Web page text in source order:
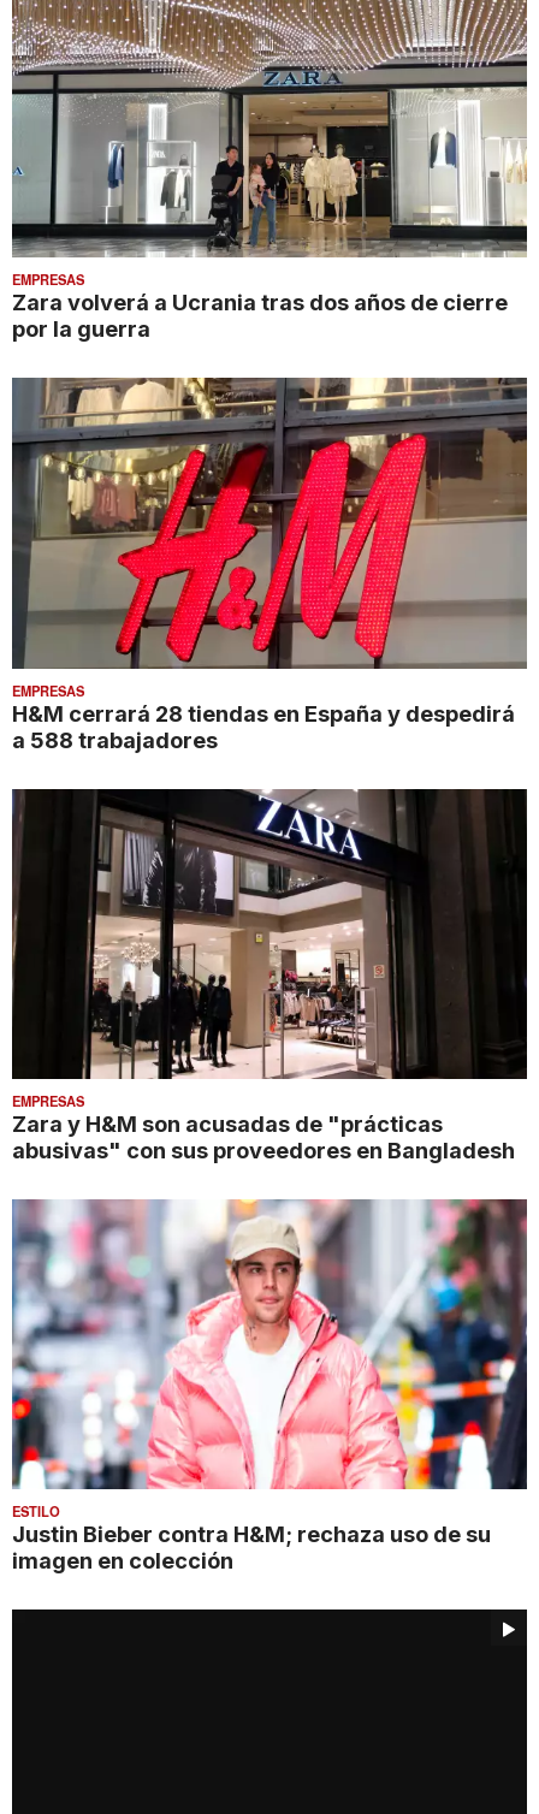
EMPRESAS
Zara volverá a Ucrania tras dos años de cierre
por la guerra
EMPRESAS
H&M cerrará 28 tiendas en España y despedirá
a 588 trabajadores
EMPRESAS
Zara y H&M son acusadas de "prácticas
abusivas" con sus proveedores en Bangladesh
ESTILO
Justin Bieber contra H&M; rechaza uso de su
imagen en colección